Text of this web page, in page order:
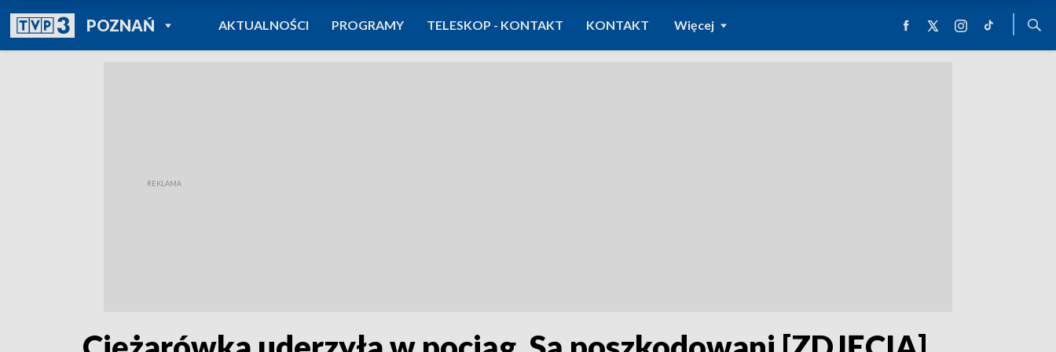
POZNAŃPOWRÓT DO
TVP REGIONY
AKTUALNOŚCI PROGRAMY TELESKOP - KONTAKT KONTAKT Więcej